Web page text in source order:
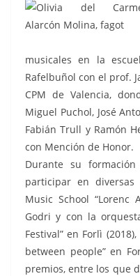
musicales en la
Rafelbuñol con el prof.
CPM de Valencia,
Miguel Puchol, José
Fabián Trull y Ramón
con Mención de Honor.
Durante su
participar en
Music School “Lorenc
Godri y con la
Festival” en Forlì
between people” en
premios, entre los que